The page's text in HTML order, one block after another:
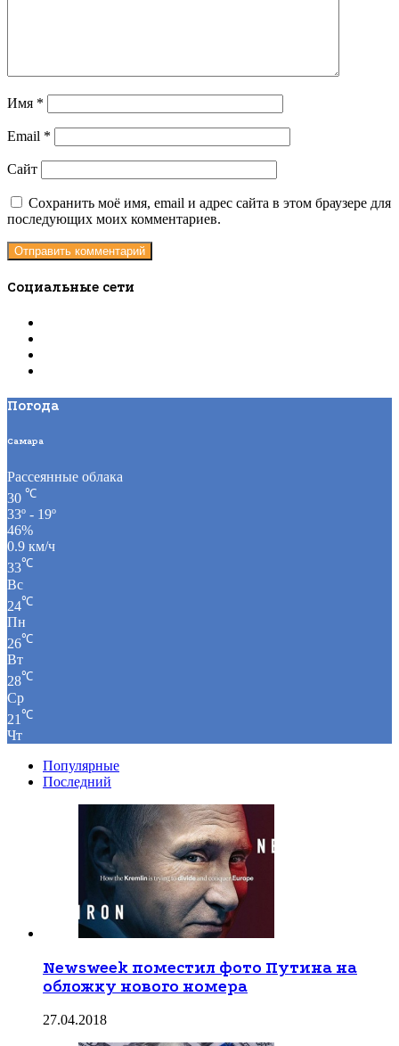
Имя *
Email *
Сайт
Сохранить моё имя, email и адрес сайта в этом браузере для
последующих моих комментариев.
Социальные сети
Погода
Самара
Рассеянные облака
30 ℃
33º - 19º
46%
0.9 км/ч
33℃
Вс
24℃
Пн
26℃
Вт
28℃
Ср
21 ℃
Чт
Популярные
Последний
Newsweek поместил фото Путина на
обложку нового номера
27.04.2018